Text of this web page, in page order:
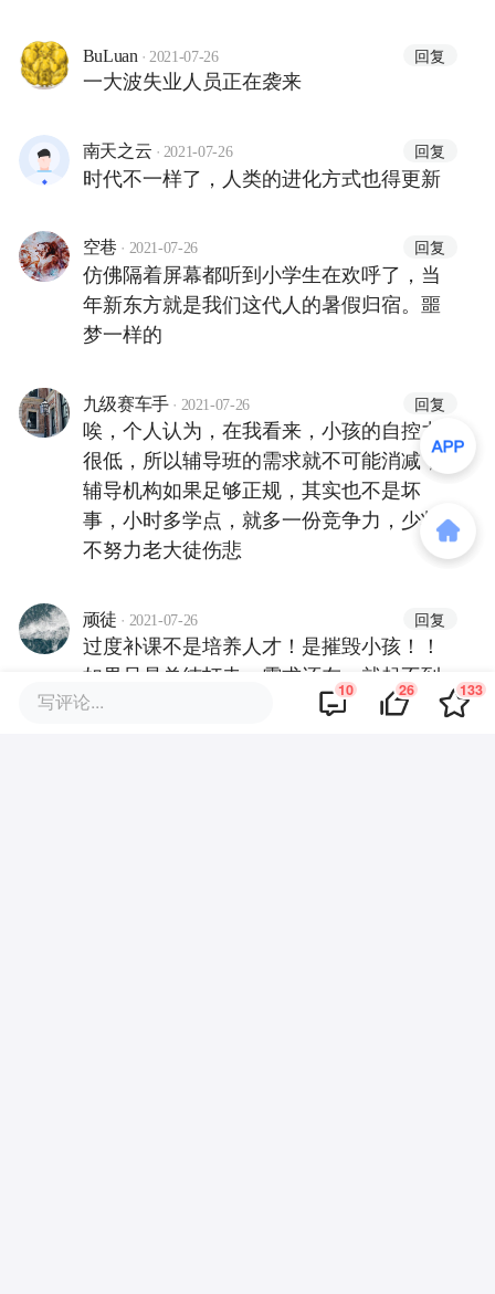
BuLuan · 2021-07-26 回复
一大波失业人员正在袭来
南天之云 · 2021-07-26 回复
时代不一样了，人类的进化方式也得更新
空巷 · 2021-07-26 回复
仿佛隔着屏幕都听到小学生在欢呼了，当
年新东方就是我们这代人的暑假归宿。噩
梦一样的
九级赛车手 · 2021-07-26 回复
唉，个人认为，在我看来，小孩的自控力
很低，所以辅导班的需求就不可能消减，
辅导机构如果足够正规，其实也不是坏
事，小时多学点，就多一份竞争力，少壮
不努力老大徒伤悲
顽徒 · 2021-07-26 回复
过度补课不是培养人才！是摧毁小孩！！
如果只是单纯打击，需求还在，就起不到
规范市场的作用！！我们家长的观念也需
写评论... 10 26 133